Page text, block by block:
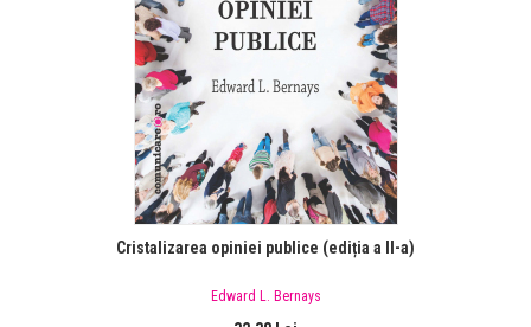
Cristalizarea opiniei publice (ediția a II-a)
Edward L. Bernays